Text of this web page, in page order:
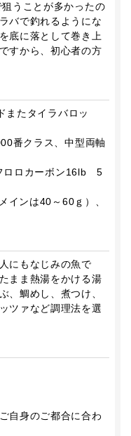
うことが多かったの
バで釣れるようにな
底に落として巻き上
すから、初心者の方
またタイラバロッ
番クラス、中型両軸
ロカーボン16lb 5
ンは40～60ｇ）、
にもなじみの魚で
まま熱湯をかける湯
、鯛めし、煮つけ、
ツァなど調理法を選
自身のご都合に合わ